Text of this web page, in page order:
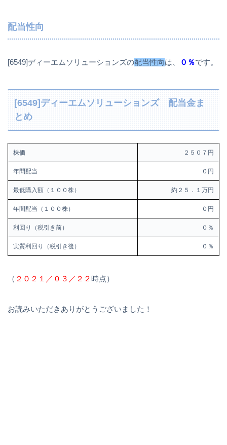
配当性向
[6549]ディーエムソリューションズの配当性向は、 ０％です。
[6549]ディーエムソリューションズ 配当金ま
とめ
株価 ２５０７円
年間配当 ０円
最低購入額（１００株） 約２５．１万円
年間配当（１００株） ０円
利回り（税引き前） ０％
実質利回り（税引き後） ０％
（ ２０２１／０３／２２時点）
お読みいただきありがとうございました！